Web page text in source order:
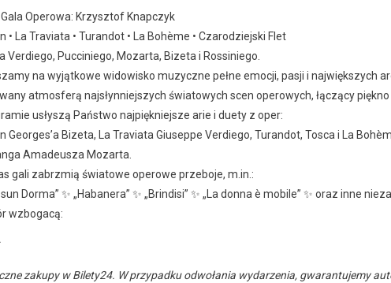
Operowa: Krzysztof Knapczyk
• La Traviata • Turandot • La Bohème • Czarodziejski Flet
Verdiego, Pucciniego, Mozarta, Bizeta i Rossiniego.
na wyjątkowe widowisko muzyczne pełne emocji, pasji i największych
atmosferą najsłynniejszych światowych scen operowych, łączący
usłyszą Państwo najpiękniejsze arie i duety z oper:
Georges’a Bizeta, La Traviata Giuseppe Verdiego, Turandot, Tosca i La
Amadeusza Mozarta.
gali zabrzmią światowe operowe przeboje, m.in.:
Dorma” ✨ „Habanera” ✨ „Brindisi” ✨ „La donna è mobile” ✨ oraz inne
wzbogacą:
zakupy w Bilety24. W przypadku odwołania wydarzenia, gwarantujemy